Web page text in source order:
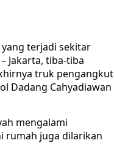
terjadi sekitar
Jakarta, tiba-tiba
truk pengangkut
Dadang Cahyadiawan
mengalami
rumah juga dilarikan